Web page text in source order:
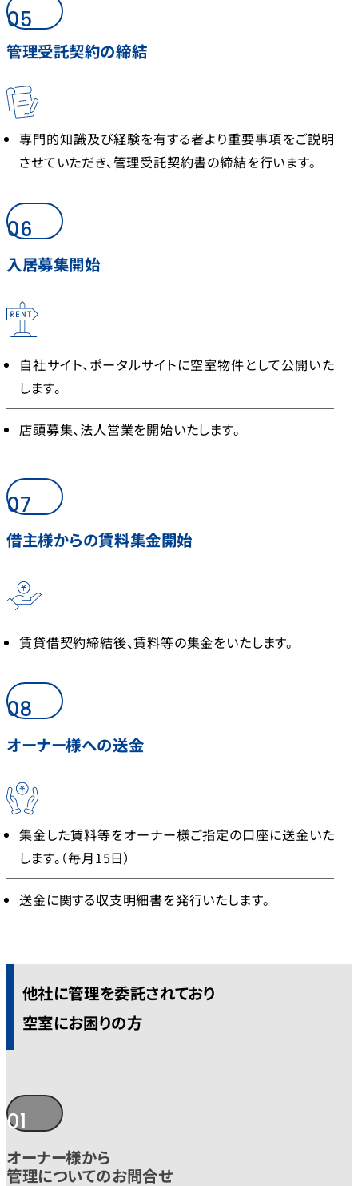
05
管理受託契約の締結
専門的知識及び経験を有する者より重要事項をご説明
させていただき、管理受託契約書の締結を行います。
06
入居募集開始
自社サイト、ポータルサイトに空室物件として公開いた
します。
店頭募集、法人営業を開始いたします。
07
借主様からの賃料集金開始
賃貸借契約締結後、賃料等の集金をいたします。
08
オーナー様への送金
集金した賃料等をオーナー様ご指定の口座に送金いた
します。（毎月15日）
送金に関する収支明細書を発行いたします。
他社に管理を委託されており
空室にお困りの方
01
オーナー様から
管理についてのお問合せ